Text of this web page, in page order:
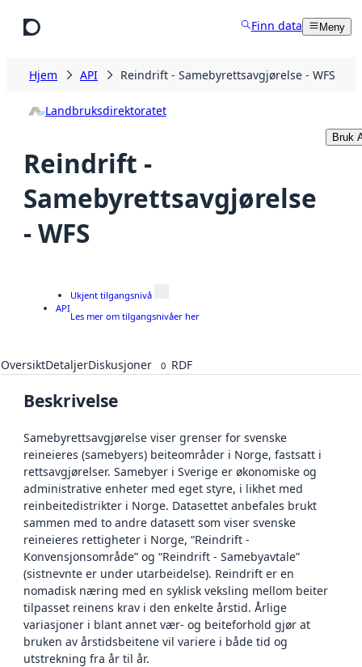
Finn data Meny
Hjem API Reindrift - Samebyrettsavgjørelse - WFS
Landbruksdirektoratet
Reindrift -
Samebyrettsavgjørelse
- WFS
Bruk
API
Ukjent tilgangsnivå
Les mer om tilgangsnivåer her
OversiktDetaljerDiskusjoner 0 RDF
Beskrivelse
Samebyrettsavgjørelse viser grenser for svenske
reineieres (samebyers) beiteområder i Norge, fastsatt i
rettsavgjørelser. Samebyer i Sverige er økonomiske og
administrative enheter med eget styre, i likhet med
reinbeitedistrikter i Norge. Datasettet anbefales brukt
sammen med to andre datasett som viser svenske
reineieres rettigheter i Norge, “Reindrift -
Konvensjonsområde” og “Reindrift - Samebyavtale”
(sistnevnte er under utarbeidelse). Reindrift er en
nomadisk næring med en syklisk veksling mellom beiter
tilpasset reinens krav i den enkelte årstid. Årlige
variasjoner i blant annet vær- og beiteforhold gjør at
bruken av årstidsbeitene vil variere i både tid og
utstrekning fra år til år.